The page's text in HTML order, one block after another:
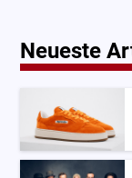
Neueste